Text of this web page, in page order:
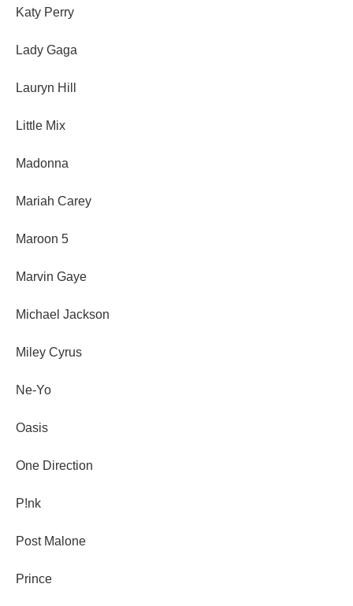
Katy Perry
Lady Gaga
Lauryn Hill
Little Mix
Madonna
Mariah Carey
Maroon 5
Marvin Gaye
Michael Jackson
Miley Cyrus
Ne-Yo
Oasis
One Direction
P!nk
Post Malone
Prince